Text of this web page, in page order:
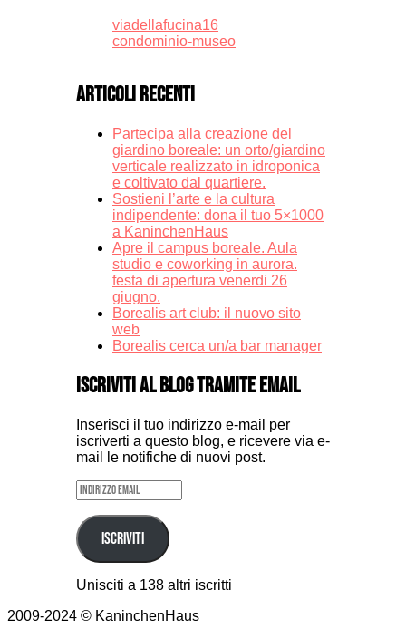
viadellafucina16
condominio-museo
Articoli recenti
Partecipa alla creazione del
giardino boreale: un orto/giardino
verticale realizzato in idroponica
e coltivato dal quartiere.
Sostieni l’arte e la cultura
indipendente: dona il tuo 5×1000
a KaninchenHaus
Apre il campus boreale. Aula
studio e coworking in aurora.
festa di apertura venerdi 26
giugno.
Borealis art club: il nuovo sito
web
Borealis cerca un/a bar manager
Iscriviti al blog tramite email
Inserisci il tuo indirizzo e-mail per
iscriverti a questo blog, e ricevere via e-
mail le notifiche di nuovi post.
Indirizzo
email
Iscriviti
Unisciti a 138 altri iscritti
2009-2024 © KaninchenHaus